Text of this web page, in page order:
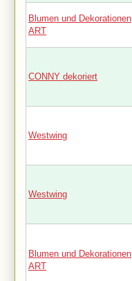
Blumen und Dekorationen
ART
CONNY dekoriert
Westwing
Westwing
Blumen und Dekorationen
ART